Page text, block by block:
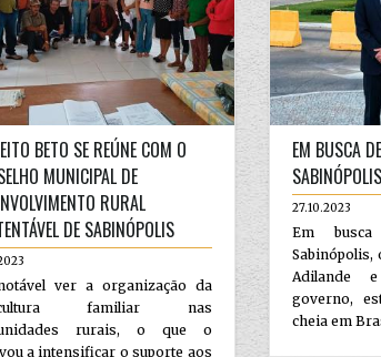
BETO SE REÚNE COM O
MUNICIPAL DE
RURAL
DE SABINÓPOLIS
ver a organização da
familiar nas
rurais, o que o
a intensificar o suporte aos
EM BUSCA
27.10.2023
Em
Sabinópolis,
Adilande
governo,
cheia em